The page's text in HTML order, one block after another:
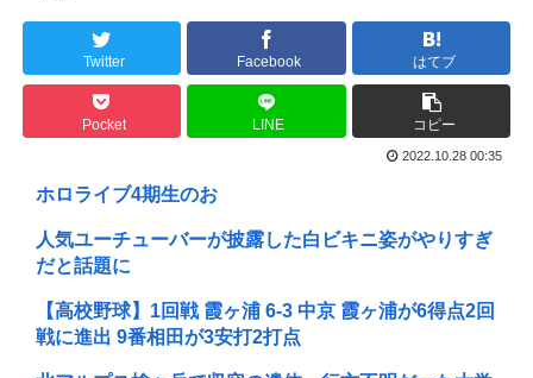
Twitter Facebook はてブ
Pocket LINE コピー
2022.10.28 00:35
ホロライブ4期生のお
人気ユーチューバーが披露した白ビキニ姿がやりすぎ
だと話題に
【高校野球】1回戦 霞ヶ浦 6-3 中京 霞ヶ浦が6得点2回
戦に進出 9番相田が3安打2打点